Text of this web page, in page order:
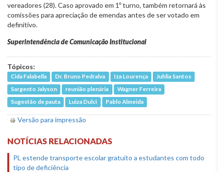
vereadores (28). Caso aprovado em 1º turno, também retornará às
comissões para apreciação de emendas antes de ser votado em
definitivo.
Superintendência de Comunicação Institucional
Tópicos:
Cida Falabella Dr. Bruno Pedralva Iza Lourença
Juhlia Santos
Sargento Jalyson
reunião plenária
Wagner Ferreira
Sugestão de pauta
Luiza Dulci Pablo Almeida
Versão para impressão
NOTÍCIAS RELACIONADAS
PL estende transporte escolar gratuito a estudantes com todo
tipo de deficiência